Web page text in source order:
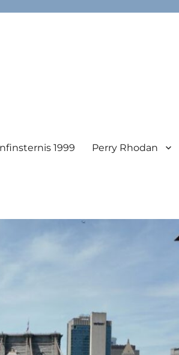
1999 Perry Rhodan